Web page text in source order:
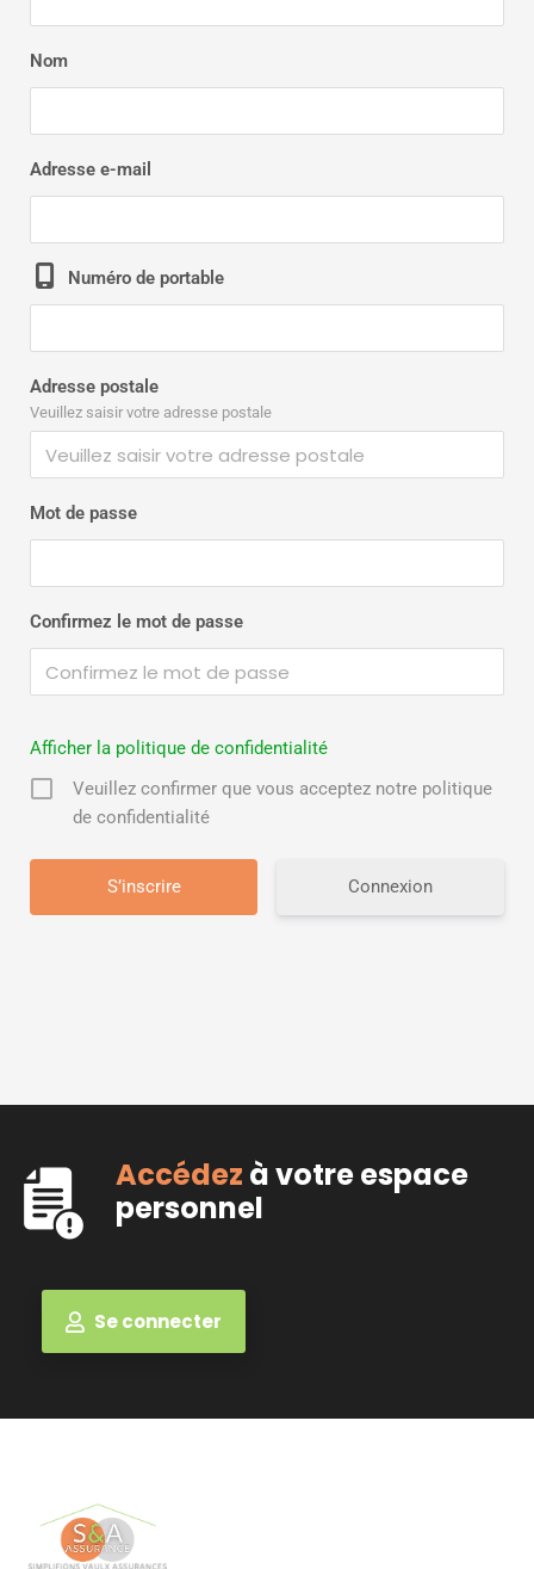
Nom
Adresse e-mail
Numéro de portable
Adresse postale
Veuillez saisir votre adresse postale
Mot de passe
Confirmez le mot de passe
Afficher la politique de confidentialité
Veuillez confirmer que vous acceptez notre politique
de confidentialité
Connexion
Accédez à votre espace
personnel
Se connecter